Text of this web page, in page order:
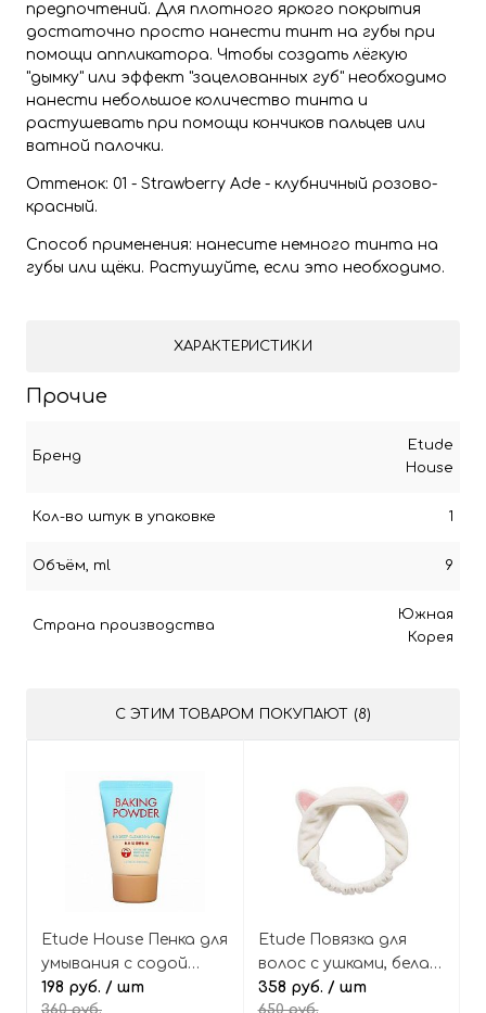
предпочтений. Для плотного яркого покрытия
достаточно просто нанести тинт на губы при
помощи аппликатора. Чтобы создать лёгкую
"дымку" или эффект "зацелованных губ" необходимо
нанести небольшое количество тинта и
растушевать при помощи кончиков пальцев или
ватной палочки.
Оттенок: 01 - Strawberry Ade - клубничный розово-
красный.
Способ применения: нанесите немного тинта на
губы или щёки. Растушуйте, если это необходимо.
ХАРАКТЕРИСТИКИ
Прочие
Бренд
Etude
House
Кол-во штук в упаковке 1
Объём, ml 9
Страна производства
Южная
Корея
С ЭТИМ ТОВАРОМ ПОКУПАЮТ (8)
Etude House Пенка для
умывания с содой
мини Baking powder
198 руб. / шт
360 руб.
Etude Повязка для
волос с ушками, белая,
My Beauty Tool Lovely
358 руб. / шт
650 руб.